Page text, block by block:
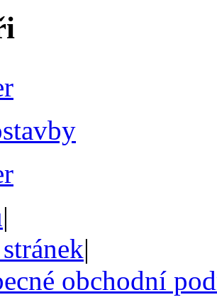
|
|
obchodní